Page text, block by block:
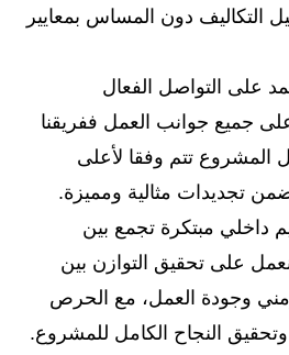
التكاليف دون المساس بمعايير
على التواصل الفعال
جميع جوانب العمل ففريقنا
تتم وفقا لأعلى
يضمن تجديدات مثالية ومميزة.
داخلي مبتكرة تجمع بين
على تحقيق التوازن بين
وجودة العمل، مع الحرص
النجاح الكامل للمشروع.